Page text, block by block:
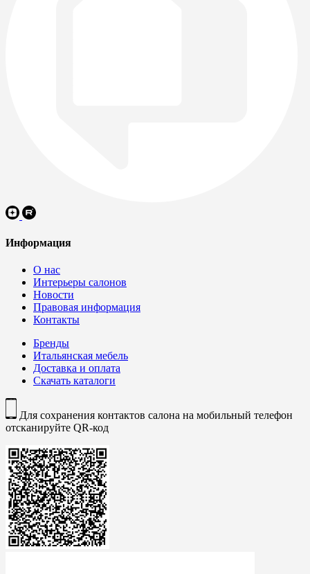
Информация
О нас
Интерьеры салонов
Новости
Правовая информация
Контакты
Бренды
Итальянская мебель
Доставка и оплата
Скачать каталоги
Для сохранения контактов салона на мобильный телефон
отсканируйте QR-код